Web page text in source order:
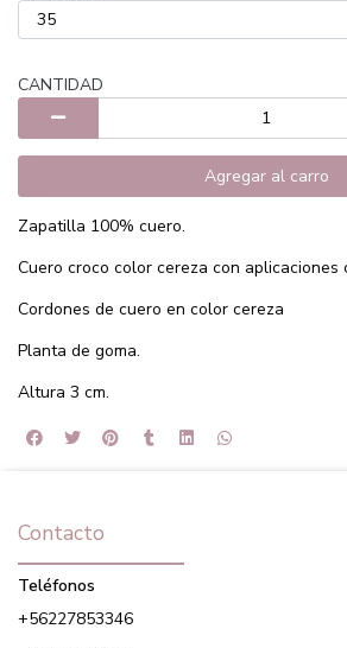
CANTIDAD
Agregar al carro
Zapatilla 100% cuero.
Cuero croco color cereza con aplicaciones
Cordones de cuero en color cereza
Planta de goma.
Altura 3 cm.
Contacto
Teléfonos
+56227853346